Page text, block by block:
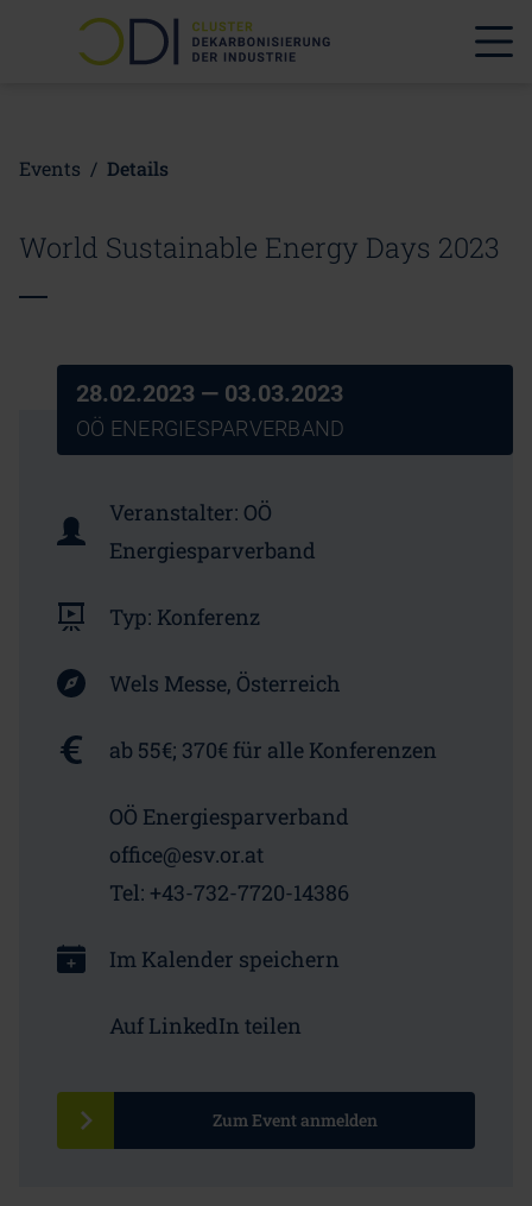
Events / Details
World Sustainable Energy Days 2023
28.02.2023 — 03.03.2023
OÖ ENERGIESPARVERBAND
Veranstalter: OÖ
Energiesparverband
Typ: Konferenz
Wels Messe, Österreich
ab 55€; 370€ für alle Konferenzen
OÖ Energiesparverband
office@esv.or.at
Tel: +43-732-7720-14386
Im Kalender speichern
Auf LinkedIn teilen
Zum Event anmelden